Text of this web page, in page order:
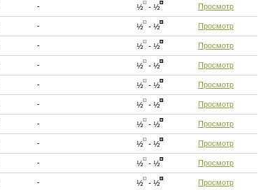
- ½ - ½ Просмотр
- ½ - ½ Просмотр
- ½ - ½ Просмотр
- ½ - ½ Просмотр
- ½ - ½ Просмотр
- ½ - ½ Просмотр
- ½ - ½ Просмотр
- ½ - ½ Просмотр
- ½ - ½ Просмотр
- ½ - ½ Просмотр